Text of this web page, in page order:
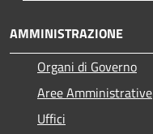
AMMINISTRAZIONE
Organi di Governo
Aree Amministrative
Uffici